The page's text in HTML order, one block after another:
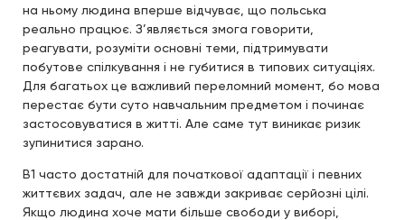
на ньому людина вперше відчуває, що польська
реально працює. З’являється змога говорити,
реагувати, розуміти основні теми, підтримувати
побутове спілкування і не губитися в типових ситуаціях.
Для багатьох це важливий переломний момент, бо мова
перестає бути суто навчальним предметом і починає
застосовуватися в житті. Але саме тут виникає ризик
зупинитися зарано.
B1 часто достатній для початкової адаптації і певних
життєвих задач, але не завжди закриває серйозні цілі.
Якщо людина хоче мати більше свободи у виборі,